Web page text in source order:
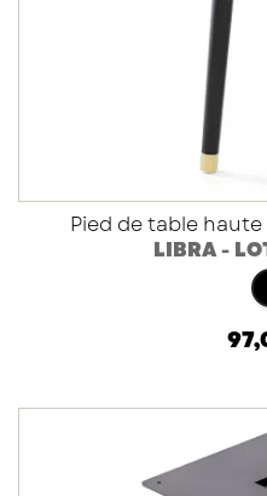
Pied de table haute
LIBRA -